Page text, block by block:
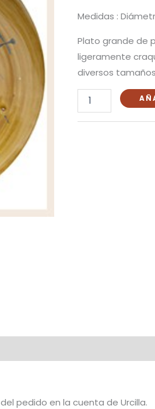
Medidas :
Plato grande de
ligeramente
diversos
pedido en la cuenta de Urcilla.